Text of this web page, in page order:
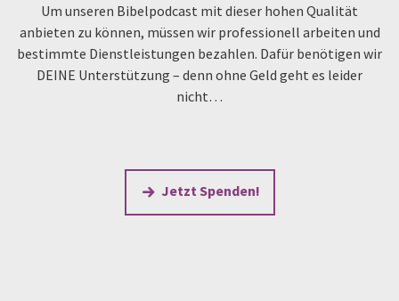
Um unseren Bibelpodcast mit dieser hohen Qualität
anbieten zu können, müssen wir professionell arbeiten und
bestimmte Dienstleistungen bezahlen. Dafür benötigen wir
DEINE Unterstützung – denn ohne Geld geht es leider
nicht…
Jetzt Spenden!